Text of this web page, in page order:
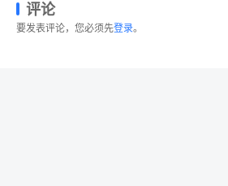
评论
要发表评论，您必须先登录。